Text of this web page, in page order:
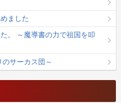
ました
。 ～魔導書の力で祖国を叩
サーカス団～